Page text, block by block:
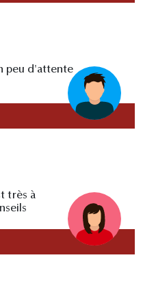
peu d'attente
très à